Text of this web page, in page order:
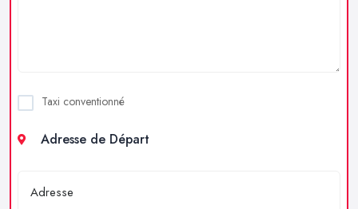
Taxi conventionné
Adresse de Départ